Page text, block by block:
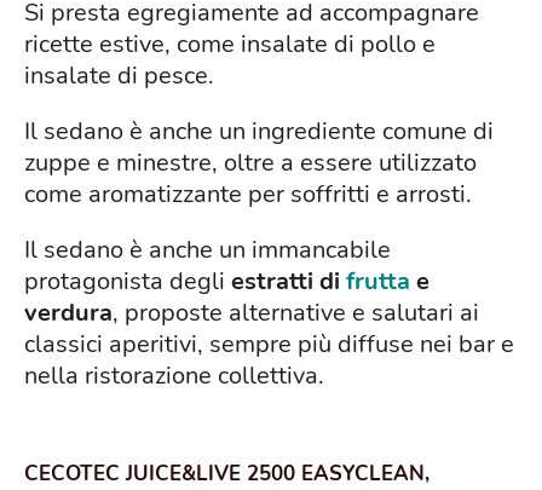
Si presta egregiamente ad accompagnare
ricette estive, come insalate di pollo e
insalate di pesce.
Il sedano è anche un ingrediente comune di
zuppe e minestre, oltre a essere utilizzato
come aromatizzante per soffritti e arrosti.
Il sedano è anche un immancabile
protagonista degli estratti di frutta e
verdura, proposte alternative e salutari ai
classici aperitivi, sempre più diffuse nei bar e
nella ristorazione collettiva.
CECOTEC JUICE&LIVE 2500 EASYCLEAN,